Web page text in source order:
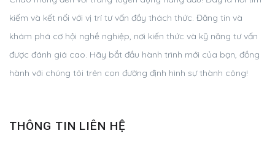
kiếm và kết nối với vị trí tư vấn đầy thách thức. Đăng tin và
khám phá cơ hội nghề nghiệp, nơi kiến thức và kỹ năng tư vấn
được đánh giá cao. Hãy bắt đầu hành trình mới của bạn, đồng
hành với chúng tôi trên con đường định hình sự thành công!
THÔNG TIN LIÊN HỆ